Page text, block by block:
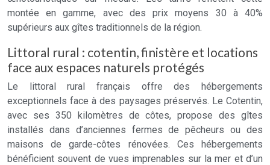
montée en gamme, avec des prix moyens 30 à 40%
supérieurs aux gîtes traditionnels de la région.
Littoral rural : cotentin, finistère et locations
face aux espaces naturels protégés
Le littoral rural français offre des hébergements
exceptionnels face à des paysages préservés. Le Cotentin,
avec ses 350 kilomètres de côtes, propose des gîtes
installés dans d’anciennes fermes de pêcheurs ou des
maisons de garde-côtes rénovées. Ces hébergements
bénéficient souvent de vues imprenables sur la mer et d’un